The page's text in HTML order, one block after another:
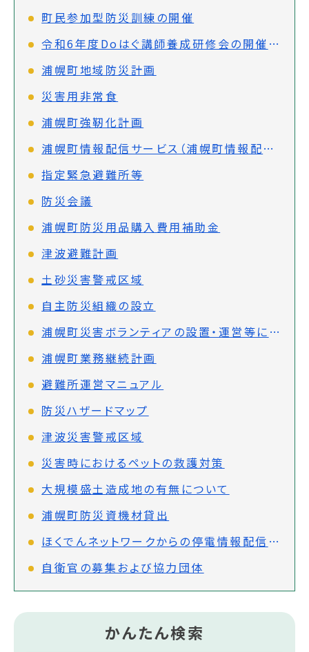
町民参加型防災訓練の開催
令和6年度Doはぐ講師養成研修会の開催について
浦幌町地域防災計画
災害用非常食
浦幌町強靭化計画
浦幌町情報配信サービス（浦幌町情報配信システム）
指定緊急避難所等
防災会議
浦幌町防災用品購入費用補助金
津波避難計画
土砂災害警戒区域
自主防災組織の設立
浦幌町災害ボランティアの設置・運営等に関する協定
浦幌町業務継続計画
避難所運営マニュアル
防災ハザードマップ
津波災害警戒区域
災害時におけるペットの救護対策
大規模盛土造成地の有無について
浦幌町防災資機材貸出
ほくでんネットワークからの停電情報配信について
自衛官の募集および協力団体
かんたん検索